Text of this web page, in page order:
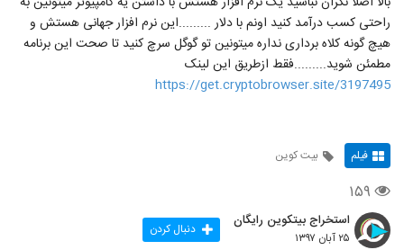
راحتی کسب درآمد کنید اونم با دلار .........این نرم افزار جهانی هستش و
هیچ گونه کلاه برداری نداره میتونین تو گوگل سرچ کنید تا صحت این برنامه
مطمئن شوید.........فقط ازطریق این لینک
https://get.cryptobrowser.site/3197495
فیلم بیت کوین
۱۵۹
استخراج بیتکوین رایگان
۲۵ آبان ۱۳۹۷ دنبال کردن